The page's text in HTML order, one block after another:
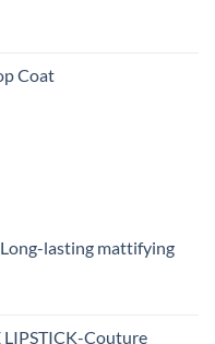
Coat
lasting mattifying
LIPSTICK-Couture